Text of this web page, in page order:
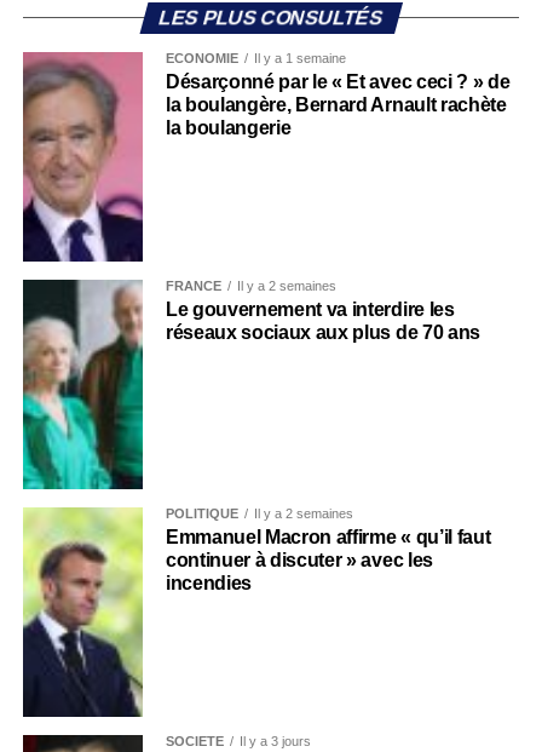
LES PLUS CONSULTÉS
ECONOMIE Il y a 1 semaine
Désarçonné par le « Et avec ceci ? » de
la boulangère, Bernard Arnault rachète
la boulangerie
FRANCE Il y a 2 semaines
Le gouvernement va interdire les
réseaux sociaux aux plus de 70 ans
POLITIQUE Il y a 2 semaines
Emmanuel Macron affirme « qu’il faut
continuer à discuter » avec les
incendies
SOCIÉTÉ Il y a 3 jours